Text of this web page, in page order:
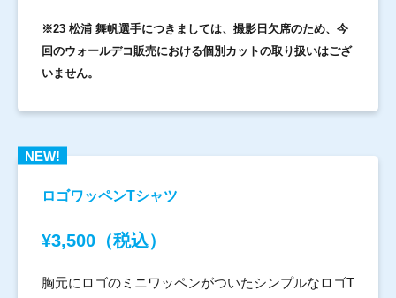
※23 松浦 舞帆選手につきましては、撮影日欠席のため、今
回のウォールデコ販売における個別カットの取り扱いはござ
いません。
NEW!
ロゴワッペンTシャツ
¥3,500（税込）
胸元にロゴのミニワッペンがついたシンプルなロゴT